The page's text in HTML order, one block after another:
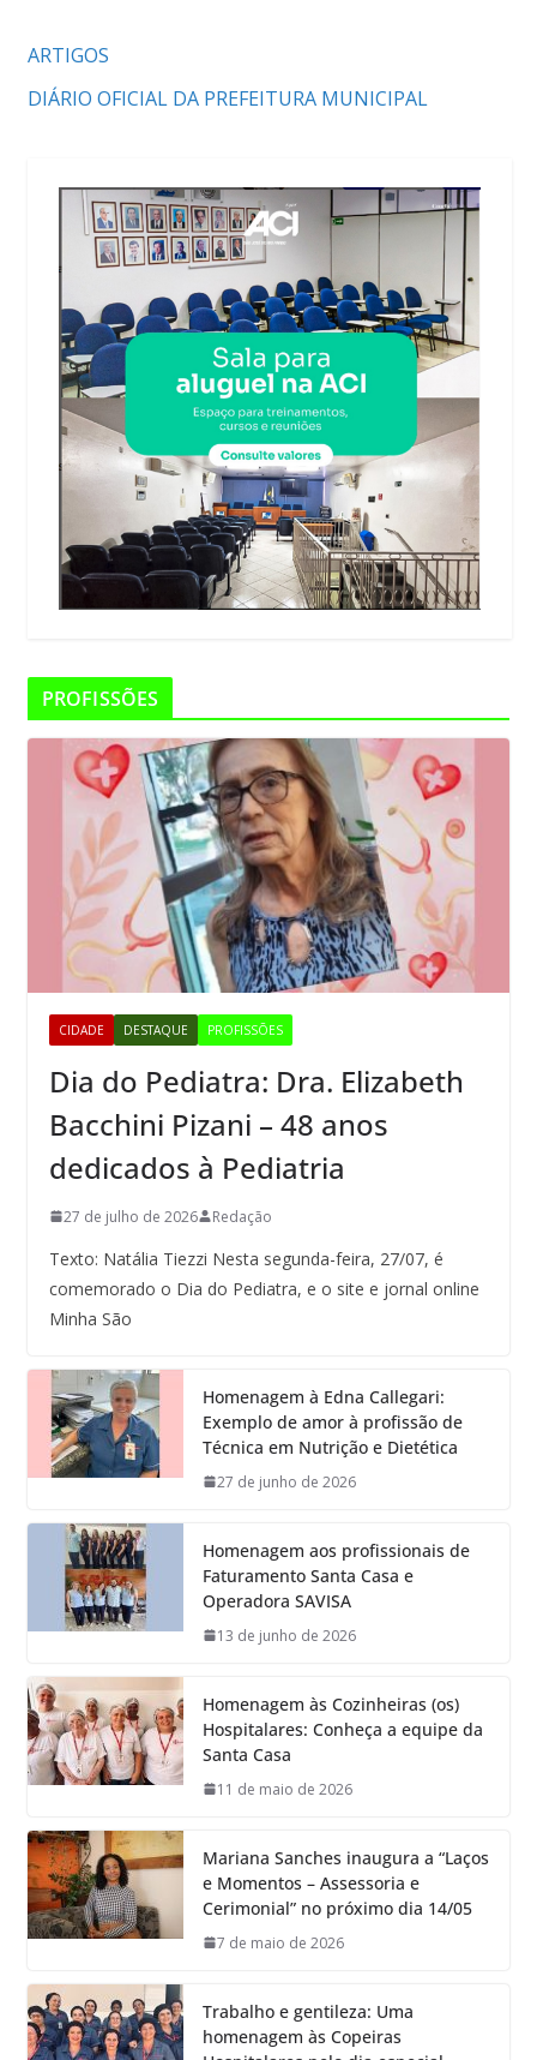
ARTIGOS
DIÁRIO OFICIAL DA PREFEITURA MUNICIPAL
PROFISSÕES
CIDADE DESTAQUE PROFISSÕES
Dia do Pediatra: Dra. Elizabeth
Bacchini Pizani – 48 anos
dedicados à Pediatria
27 de julho de 2026 Redação
Texto: Natália Tiezzi Nesta segunda-feira, 27/07, é
comemorado o Dia do Pediatra, e o site e jornal online
Minha São
Homenagem à Edna Callegari:
Exemplo de amor à profissão de
Técnica em Nutrição e Dietética
27 de junho de 2026
Homenagem aos profissionais de
Faturamento Santa Casa e
Operadora SAVISA
13 de junho de 2026
Homenagem às Cozinheiras (os)
Hospitalares: Conheça a equipe da
Santa Casa
11 de maio de 2026
Mariana Sanches inaugura a “Laços
e Momentos – Assessoria e
Cerimonial” no próximo dia 14/05
7 de maio de 2026
Trabalho e gentileza: Uma
homenagem às Copeiras